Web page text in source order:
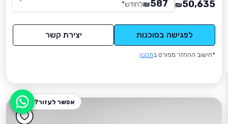
50,635
₪
587
₪לחודש*
לפגישה בסוכנות יצירת קשר
*חישוב ההחזר מפורט בתקנון
אפשר לעזור?